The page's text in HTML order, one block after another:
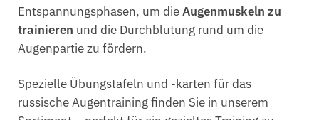
Entspannungsphasen, um dieAugenmuskeln zu
trainieren und die Durchblutung rund um die
Augenpartie zu fördern.
Spezielle Übungstafeln und -karten für das
russische Augentraining finden Sie in unserem